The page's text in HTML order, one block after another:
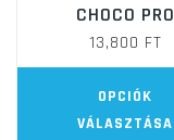
CHOCO PRO
13,800 FT
OPCIÓK
VÁLASZTÁSA